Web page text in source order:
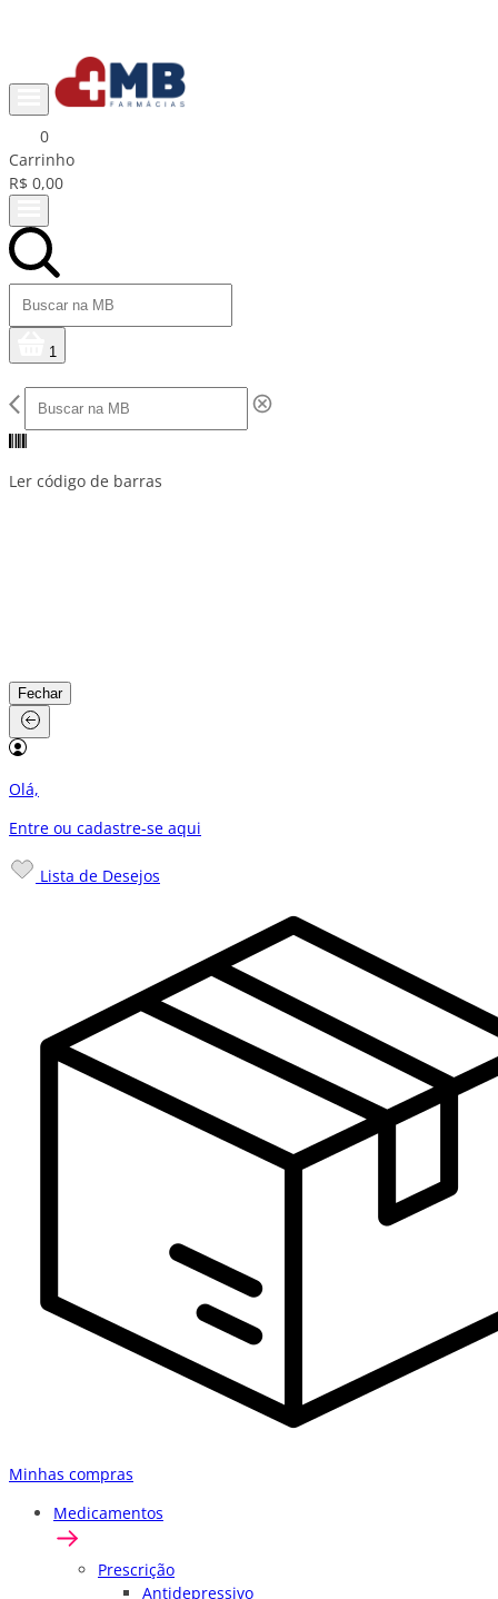
0
Carrinho
R$ 0,00
1
Ler código de barras
Fechar
Olá,
Entre ou cadastre-se aqui
Lista de Desejos
Minhas compras
Medicamentos
Prescrição
Antidepressivo